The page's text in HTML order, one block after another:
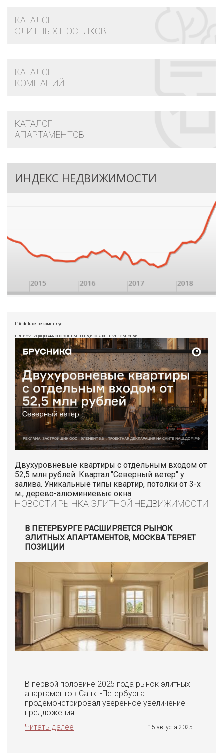
КАТАЛОГ
ЭЛИТНЫХ ПОСЕЛКОВ
КАТАЛОГ
КОМПАНИЙ
КАТАЛОГ
АПАРТАМЕНТОВ
ИНДЕКС НЕДВИЖИМОСТИ
Lifedeluxe рекомендует
ERID: 2VTZQXQDG4A ООО «ЭЛЕМЕНТ 5,6 СЗ» ИНН:7813682056
Двухуровневые квартиры с отдельным входом от
52,5 млн рублей. Квартал "Северный ветер" у
залива. Уникальные типы квартир, потолки от 3-х
м., дерево-алюминиевые окна
НОВОСТИ РЫНКА ЭЛИТНОЙ НЕДВИЖИМОСТИ
В ПЕТЕРБУРГЕ РАСШИРЯЕТСЯ РЫНОК
ЭЛИТНЫХ АПАРТАМЕНТОВ, МОСКВА ТЕРЯЕТ
ПОЗИЦИИ
В первой половине 2025 года рынок элитных
апартаментов Санкт-Петербурга
продемонстрировал уверенное увеличение
предложения.
Читать далее
15 августа 2025 г.